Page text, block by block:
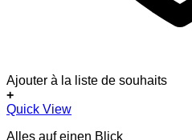
Ajouter à la liste de souhaits
+
Quick View
Alles auf einen Blick